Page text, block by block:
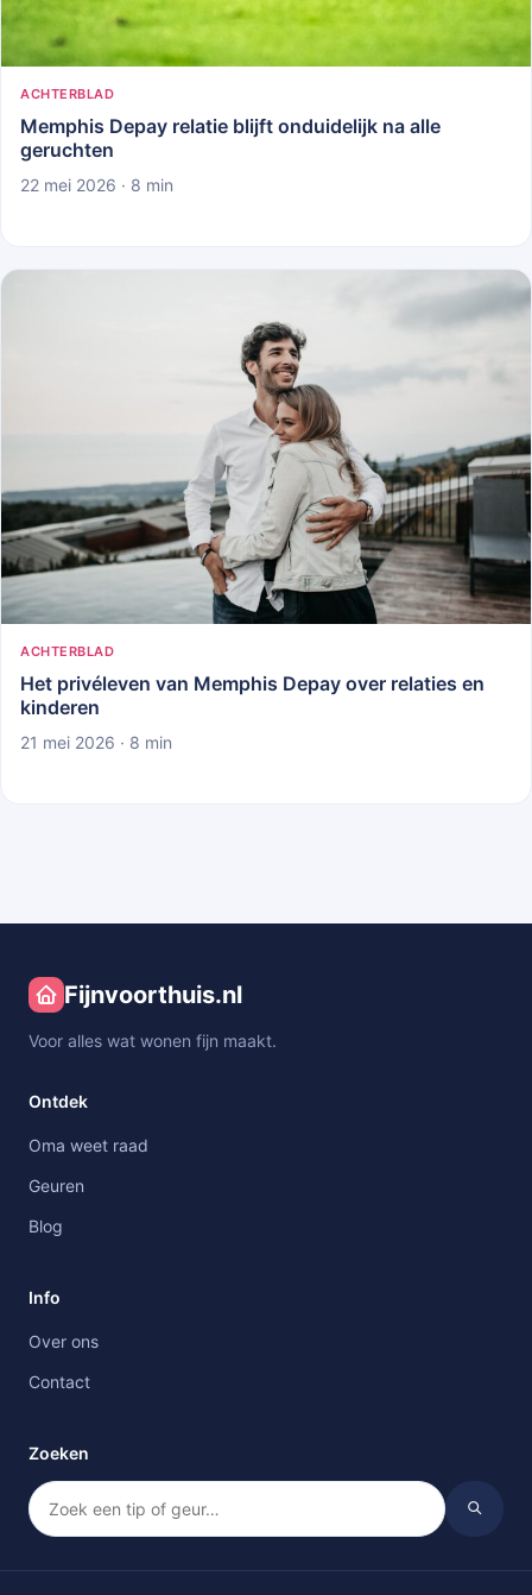
ACHTERBLAD
Memphis Depay relatie blijft onduidelijk na alle
geruchten
22 mei 2026 · 8 min
ACHTERBLAD
Het privéleven van Memphis Depay over relaties en
kinderen
21 mei 2026 · 8 min
Fijnvoorthuis.nl
Voor alles wat wonen fijn maakt.
Ontdek
Oma weet raad
Geuren
Blog
Info
Over ons
Contact
Zoeken